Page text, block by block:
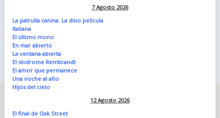
7 Agosto 2026
La patrulla canina. La dino película
Italiana
El último mono
En mar abierto
La ventana abierta
El síndrome Rembrandt
El amor que permanece
Una noche al año
Hijos del cielo
12 Agosto 2026
El final de Oak Street